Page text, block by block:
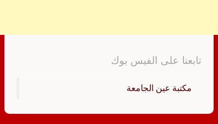
تابعنا على الفيس بوك
‏مكتبة عين الجامعة‏